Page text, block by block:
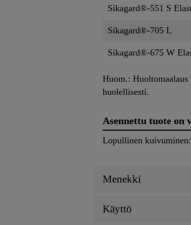
Sikagard®-551 S
Sikagard®-705 L
Sikagard®-675 W
Huom.:
huolellisesti.
Asennettu tuote on
Lopullinen
Menekki
Käyttö